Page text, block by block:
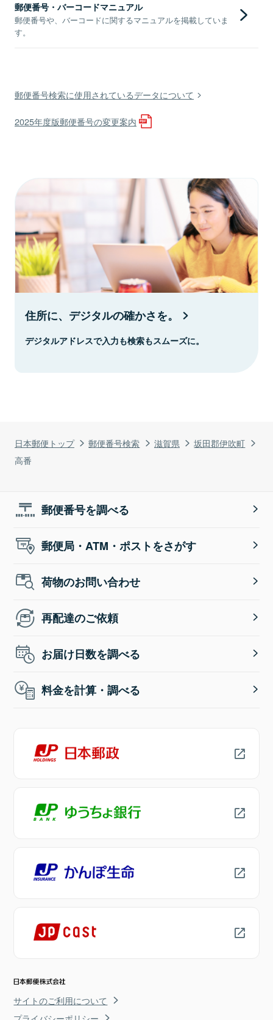
日本郵便トップ 郵便番号検索 滋賀県
坂田郡伊吹町
高番
郵便番号・バーコードマニュアル
郵便番号や、バーコードに関するマニュアルを掲載していま
す。
郵便番号検索に使用されているデータについて
2025年度版郵便番号の変更案内
住所に、デジタルの確かさを。
デジタルアドレスで入力も検索もスムーズに。
郵便番号を調べる
郵便局・ATM・ポストをさがす
荷物のお問い合わせ
再配達のご依頼
お届け日数を調べる
料金を計算・調べる
サイトのご利用について